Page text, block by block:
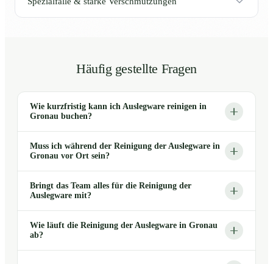
Häufig gestellte Fragen
Wie kurzfristig kann ich Auslegware reinigen in
Gronau buchen?
Muss ich während der Reinigung der Auslegware in
Gronau vor Ort sein?
Bringt das Team alles für die Reinigung der
Auslegware mit?
Wie läuft die Reinigung der Auslegware in Gronau
ab?